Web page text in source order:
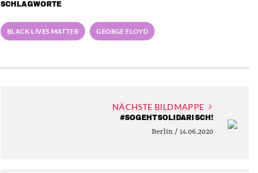
SCHLAGWORTE
BLACK LIVES MATTER GEORGE FLOYD
NÄCHSTE BILDMAPPE
#SOGEHTSOLIDARISCH!
Berlin / 14.06.2020